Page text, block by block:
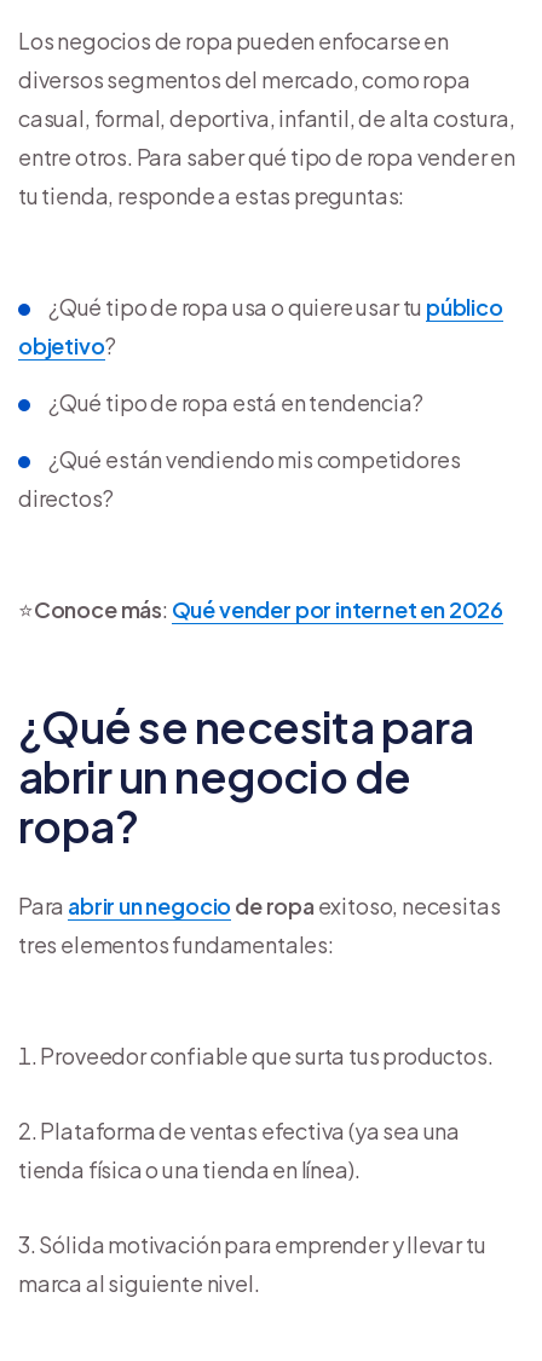
Los negocios de ropa pueden enfocarse en
diversos segmentos del mercado, como ropa
casual, formal, deportiva, infantil, de alta costura,
entre otros. Para saber qué tipo de ropa vender en
tu tienda, responde a estas preguntas:
¿Qué tipo de ropa usa o quiere usar tu público
objetivo?
¿Qué tipo de ropa está en tendencia?
¿Qué están vendiendo mis competidores
directos?
⭐Conoce más: Qué vender por internet en 2026
¿Qué se necesita para
abrir un negocio de
ropa?
Para abrir un negocio de ropa exitoso, necesitas
tres elementos fundamentales:
Proveedor confiable que surta tus productos.
Plataforma de ventas efectiva (ya sea una
tienda física o una tienda en línea).
Sólida motivación para emprender y llevar tu
marca al siguiente nivel.